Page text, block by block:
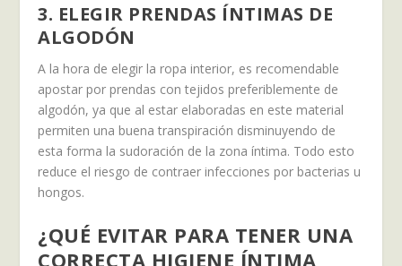
3. ELEGIR PRENDAS ÍNTIMAS DE
ALGODÓN
A la hora de elegir la ropa interior, es recomendable
apostar por prendas con tejidos preferiblemente de
algodón, ya que al estar elaboradas en este material
permiten una buena transpiración disminuyendo de
esta forma la sudoración de la zona íntima. Todo esto
reduce el riesgo de contraer infecciones por bacterias u
hongos.
¿QUÉ EVITAR PARA TENER UNA
CORRECTA HIGIENE ÍNTIMA